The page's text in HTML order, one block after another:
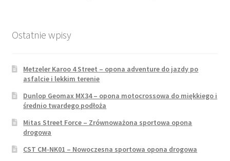
Ostatnie wpisy
Metzeler Karoo 4 Street – opona adventure do jazdy po
asfalcie i lekkim terenie
Dunlop Geomax MX34 – opona motocrossowa do miękkiego i
średnio twardego podłoża
Mitas Street Force – Zrównoważona sportowa opona
drogowa
CST CM-NK01 – Nowoczesna sportowa opona drogowa